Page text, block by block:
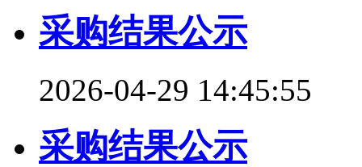
采购结果公示
2026-04-29 14:45:55
采购结果公示